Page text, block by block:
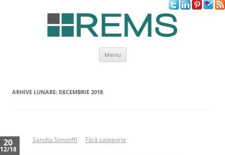
Meniu
Sari
conținut
ARHIVE LUNARE: DECEMBRIE 2018
20
12/18
Sarolta Simonffi Fără categorie